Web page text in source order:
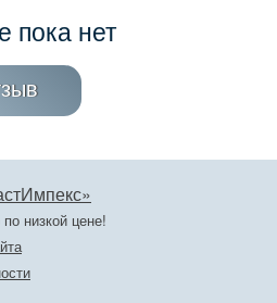
пока нет
низкой цене!